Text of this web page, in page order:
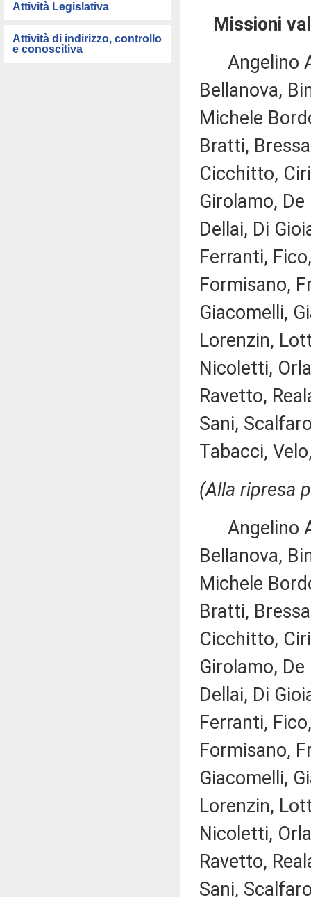
Attività Legislativa
Attività di indirizzo, controllo
e conoscitiva
Missioni
Angelino
Bellanova,
Michele
Bratti,
Cicchitto,
Girolamo,
Dellai, Di
Ferranti,
Formisano,
Giacomelli,
Lorenzin,
Nicoletti,
Ravetto,
Sani,
Tabacci,
(Alla ripresa
Angelino
Bellanova,
Michele
Bratti,
Cicchitto,
Girolamo,
Dellai, Di
Ferranti,
Formisano,
Giacomelli,
Lorenzin,
Nicoletti,
Ravetto,
Sani,